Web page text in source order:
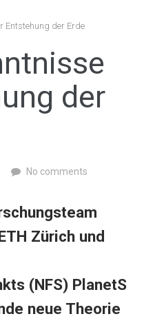
Entstehung der Erde
der
No comments
Zürich und
(NFS) PlanetS
neue Theorie